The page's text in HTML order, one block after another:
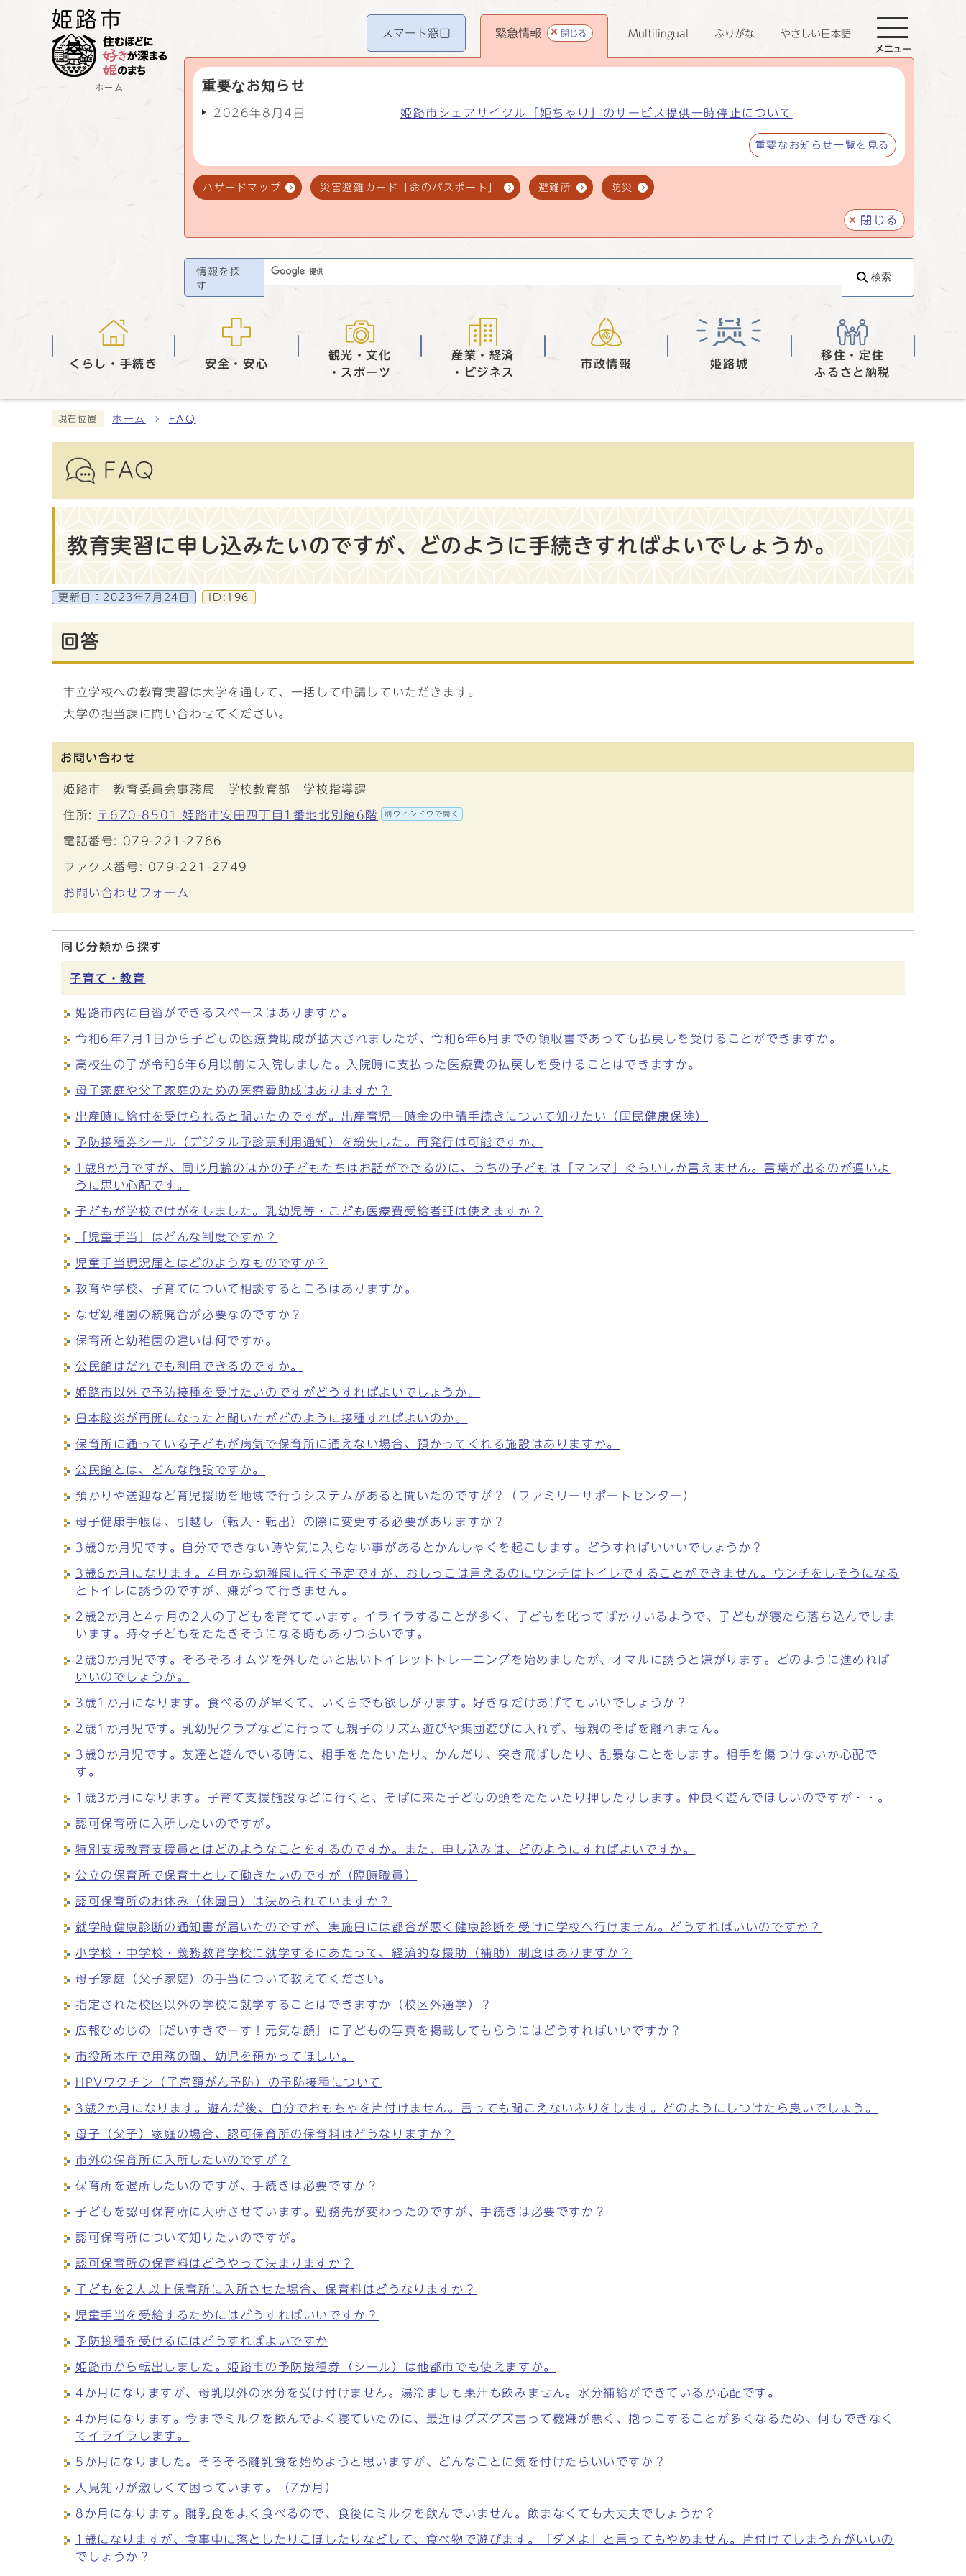
ホーム
スマート窓口 緊急情報 閉じる
重要なお知らせ
2026年8月4日 姫路市シェアサイクル「姫ちゃり」のサービス提供一時停止について
重要なお知らせ一覧を見る
ハザードマップ 災害避難カード「命のパスポート」 避難所 防災
閉じる
Multilingual ふりがな やさしい日本語
メニュー
情報を探
す
検索
くらし・手続き 安全・安心
観光・文化
・スポーツ
産業・経済
・ビジネス
市政情報 姫路城
移住・定住
ふるさと納税
現在位置 ホーム FAQ
FAQ
教育実習に申し込みたいのですが、どのように手続きすればよいでしょうか。
更新日： 2023年7月24日 ID:196
回答
市立学校への教育実習は大学を通して、一括して申請していただきます。
大学の担当課に問い合わせてください。
お問い合わせ
姫路市 教育委員会事務局 学校教育部 学校指導課
住所: 〒670-8501 姫路市安田四丁目1番地北別館6階 別ウィンドウで開く
電話番号: 079-221-2766
ファクス番号: 079-221-2749
お問い合わせフォーム
同じ分類から探す
子育て・教育
姫路市内に自習ができるスペースはありますか。
令和6年7月1日から子どもの医療費助成が拡大されましたが、令和6年6月までの領収書であっても払戻しを受けることができますか。
高校生の子が令和6年6月以前に入院しました。入院時に支払った医療費の払戻しを受けることはできますか。
母子家庭や父子家庭のための医療費助成はありますか？
出産時に給付を受けられると聞いたのですが。出産育児一時金の申請手続きについて知りたい（国民健康保険）
予防接種券シール（デジタル予診票利用通知）を紛失した。再発行は可能ですか。
1歳8か月ですが、同じ月齢のほかの子どもたちはお話ができるのに、うちの子どもは「マンマ」ぐらいしか言えません。言葉が出るのが遅いよ
うに思い心配です。
子どもが学校でけがをしました。乳幼児等・こども医療費受給者証は使えますか？
「児童手当」はどんな制度ですか？
児童手当現況届とはどのようなものですか？
教育や学校、子育てについて相談するところはありますか。
なぜ幼稚園の統廃合が必要なのですか？
保育所と幼稚園の違いは何ですか。
公民館はだれでも利用できるのですか。
姫路市以外で予防接種を受けたいのですがどうすればよいでしょうか。
日本脳炎が再開になったと聞いたがどのように接種すればよいのか。
保育所に通っている子どもが病気で保育所に通えない場合、預かってくれる施設はありますか。
公民館とは、どんな施設ですか。
預かりや送迎など育児援助を地域で行うシステムがあると聞いたのですが？（ファミリーサポートセンター）
母子健康手帳は、引越し（転入・転出）の際に変更する必要がありますか？
3歳0か月児です。自分でできない時や気に入らない事があるとかんしゃくを起こします。どうすればいいいでしょうか？
3歳6か月になります。4月から幼稚園に行く予定ですが、おしっこは言えるのにウンチはトイレですることができません。ウンチをしそうになる
とトイレに誘うのですが、嫌がって行きません。
2歳2か月と4ヶ月の2人の子どもを育てています。イライラすることが多く、子どもを叱ってばかりいるようで、子どもが寝たら落ち込んでしま
います。時々子どもをたたきそうになる時もありつらいです。
2歳0か月児です。そろそろオムツを外したいと思いトイレットトレーニングを始めましたが、オマルに誘うと嫌がります。どのように進めれば
いいのでしょうか。
3歳1か月になります。食べるのが早くて、いくらでも欲しがります。好きなだけあげてもいいでしょうか？
2歳1か月児です。乳幼児クラブなどに行っても親子のリズム遊びや集団遊びに入れず、母親のそばを離れません。
3歳0か月児です。友達と遊んでいる時に、相手をたたいたり、かんだり、突き飛ばしたり、乱暴なことをします。相手を傷つけないか心配で
す。
1歳3か月になります。子育て支援施設などに行くと、そばに来た子どもの頭をたたいたり押したりします。仲良く遊んでほしいのですが・・。
認可保育所に入所したいのですが。
特別支援教育支援員とはどのようなことをするのですか。また、申し込みは、どのようにすればよいですか。
公立の保育所で保育士として働きたいのですが（臨時職員）
認可保育所のお休み（休園日）は決められていますか？
就学時健康診断の通知書が届いたのですが、実施日には都合が悪く健康診断を受けに学校へ行けません。どうすればいいのですか？
小学校・中学校・義務教育学校に就学するにあたって、経済的な援助（補助）制度はありますか？
母子家庭（父子家庭）の手当について教えてください。
指定された校区以外の学校に就学することはできますか（校区外通学）？
広報ひめじの「だいすきでーす！元気な顔」に子どもの写真を掲載してもらうにはどうすればいいですか？
市役所本庁で用務の間、幼児を預かってほしい。
HPVワクチン（子宮頸がん予防）の予防接種について
3歳2か月になります。遊んだ後、自分でおもちゃを片付けません。言っても聞こえないふりをします。どのようにしつけたら良いでしょう。
母子（父子）家庭の場合、認可保育所の保育料はどうなりますか？
市外の保育所に入所したいのですが？
保育所を退所したいのですが、手続きは必要ですか？
子どもを認可保育所に入所させています。勤務先が変わったのですが、手続きは必要ですか？
認可保育所について知りたいのですが。
認可保育所の保育料はどうやって決まりますか？
子どもを2人以上保育所に入所させた場合、保育料はどうなりますか？
児童手当を受給するためにはどうすればいいですか？
予防接種を受けるにはどうすればよいですか
姫路市から転出しました。姫路市の予防接種券（シール）は他都市でも使えますか。
4か月になりますが、母乳以外の水分を受け付けません。湯冷ましも果汁も飲みません。水分補給ができているか心配です。
4か月になります。今までミルクを飲んでよく寝ていたのに、最近はグズグズ言って機嫌が悪く、抱っこすることが多くなるため、何もできなく
てイライラします。
5か月になりました。そろそろ離乳食を始めようと思いますが、どんなことに気を付けたらいいですか？
人見知りが激しくて困っています。（7か月）
8か月になります。離乳食をよく食べるので、食後にミルクを飲んでいません。飲まなくても大丈夫でしょうか？
1歳になりますが、食事中に落としたりこぼしたりなどして、食べ物で遊びます。「ダメよ」と言ってもやめません。片付けてしまう方がいいの
でしょうか？